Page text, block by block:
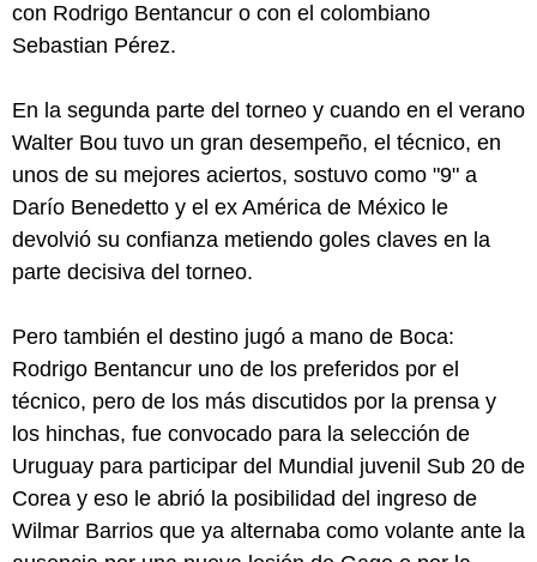
con Rodrigo Bentancur o con el colombiano
Sebastian Pérez.
En la segunda parte del torneo y cuando en el verano
Walter Bou tuvo un gran desempeño, el técnico, en
unos de su mejores aciertos, sostuvo como "9" a
Darío Benedetto y el ex América de México le
devolvió su confianza metiendo goles claves en la
parte decisiva del torneo.
Pero también el destino jugó a mano de Boca:
Rodrigo Bentancur uno de los preferidos por el
técnico, pero de los más discutidos por la prensa y
los hinchas, fue convocado para la selección de
Uruguay para participar del Mundial juvenil Sub 20 de
Corea y eso le abrió la posibilidad del ingreso de
Wilmar Barrios que ya alternaba como volante ante la